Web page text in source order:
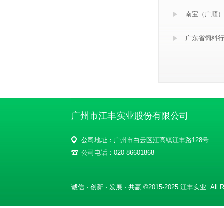
南宝（广顺
广东省饲料
广州市江丰实业股份有限公司
公司地址：广州市白云区江高镇江丰路128号
公司电话：020-86601868
诚信 · 创新 · 发展 · 共赢 ©2015-2025 江丰实业. All